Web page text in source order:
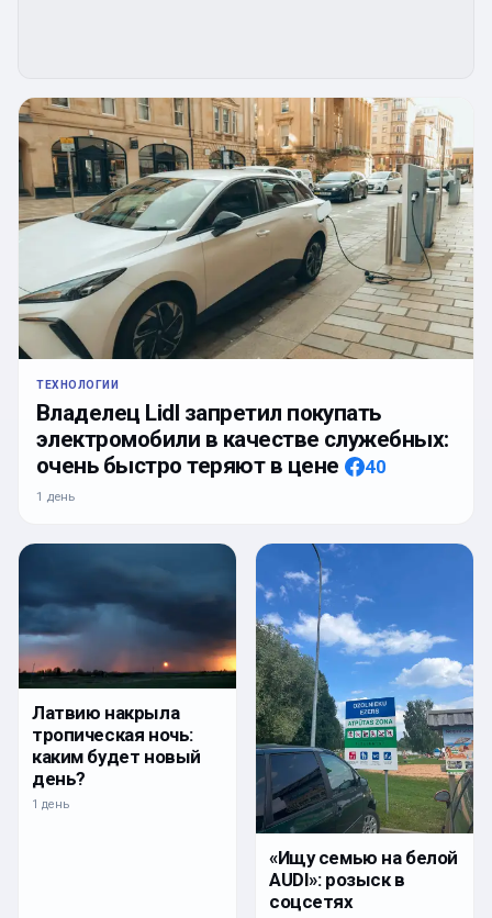
ТЕХНОЛОГИИ
Владелец Lidl запретил покупать
электромобили в качестве служебных:
очень быстро теряют в цене
40
1 день
Латвию накрыла
тропическая ночь:
каким будет новый
день?
1 день
«Ищу семью на белой
AUDI»: розыск в
соцсетях